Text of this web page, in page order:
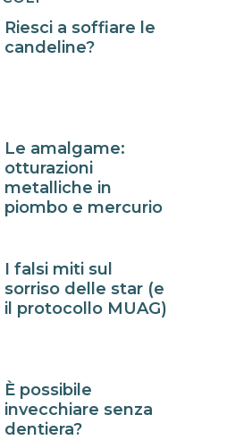
Riesci a soffiare le
candeline?
Le amalgame:
otturazioni
metalliche in
piombo e mercurio
I falsi miti sul
sorriso delle star (e
il protocollo MUAG)
È possibile
invecchiare senza
dentiera?